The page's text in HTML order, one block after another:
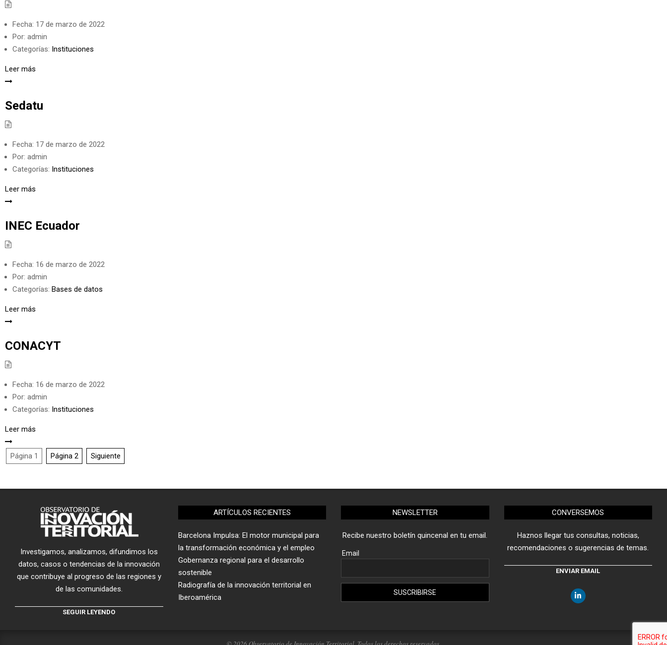
Fecha: 17 de marzo de 2022
Por: admin
Categorías: Instituciones
Leer más
Sedatu
Fecha: 17 de marzo de 2022
Por: admin
Categorías: Instituciones
Leer más
INEC Ecuador
Fecha: 16 de marzo de 2022
Por: admin
Categorías: Bases de datos
Leer más
CONACYT
Fecha: 16 de marzo de 2022
Por: admin
Categorías: Instituciones
Leer más
Paginación
entradas
Página 1 Página 2 Siguiente
Investigamos, analizamos, difundimos los
datos, casos o tendencias de la innovación
que contribuye al progreso de las regiones y
de las comunidades.
SEGUIR LEYENDO
ARTÍCULOS RECIENTES
Barcelona Impulsa: El motor municipal para
la transformación económica y el empleo
Gobernanza regional para el desarrollo
sostenible
Radiografía de la innovación territorial en
Iberoamérica
NEWSLETTER
Recibe nuestro boletín quincenal en tu email.
Email
CONVERSEMOS
Haznos llegar tus consultas, noticias,
recomendaciones o sugerencias de temas.
ENVIAR EMAIL